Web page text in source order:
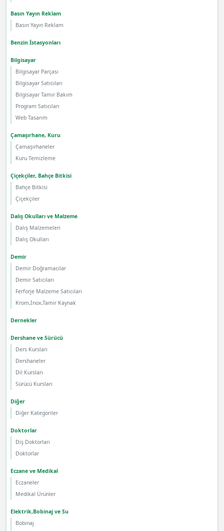
Basın Yayın Reklam
Basın Yayın Reklam
Benzin İstasyonları
Bilgisayar
Bilgisayar Parçası
Bilgisayar Satıcıları
Bilgisayar Tamir Bakım
Program Satıcıları
Web Tasarım
Çamaşırhane, Kuru
Çamaşırhaneler
Kuru Temizleme
Çiçekçiler, Bahçe Bitkisi
Bahçe Bitkisi
Çiçekçiler
Dalış Okulları ve Malzeme
Dalış Malzemeleri
Dalış Okulları
Demir
Demir Doğramacılar
Demir Satıcıları
Ferforje Malzeme Satıcıları
Krom,İnox,Tamir Kaynak
Dernekler
Dershane ve Sürücü
Ders Kursları
Dershaneler
Dil Kursları
Sürücü Kursları
Diğer
Diğer Kategoriler
Doktorlar
Diş Doktorları
Doktorlar
Eczane ve Medikal
Eczaneler
Medikal Ürünler
Elektrik,Bobinaj ve Su
Bobinaj